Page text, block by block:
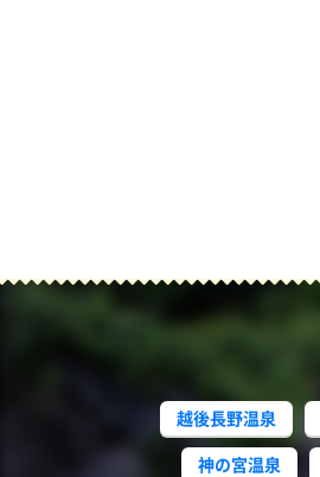
越後長野温泉
神の宮温泉